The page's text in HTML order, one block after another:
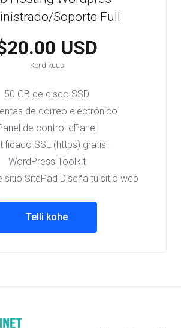
Soporte Full
USD
Kord kuus
50 GB de disco SSD
de correo electrónico
de control cPanel
SSL (https) gratis!
WordPress Toolkit
sitio SitePad Diseña tu sitio web
Telli kohe